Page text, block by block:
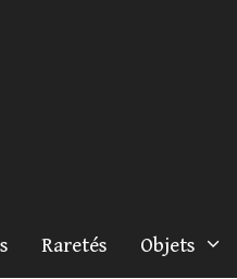
Raretés Objets